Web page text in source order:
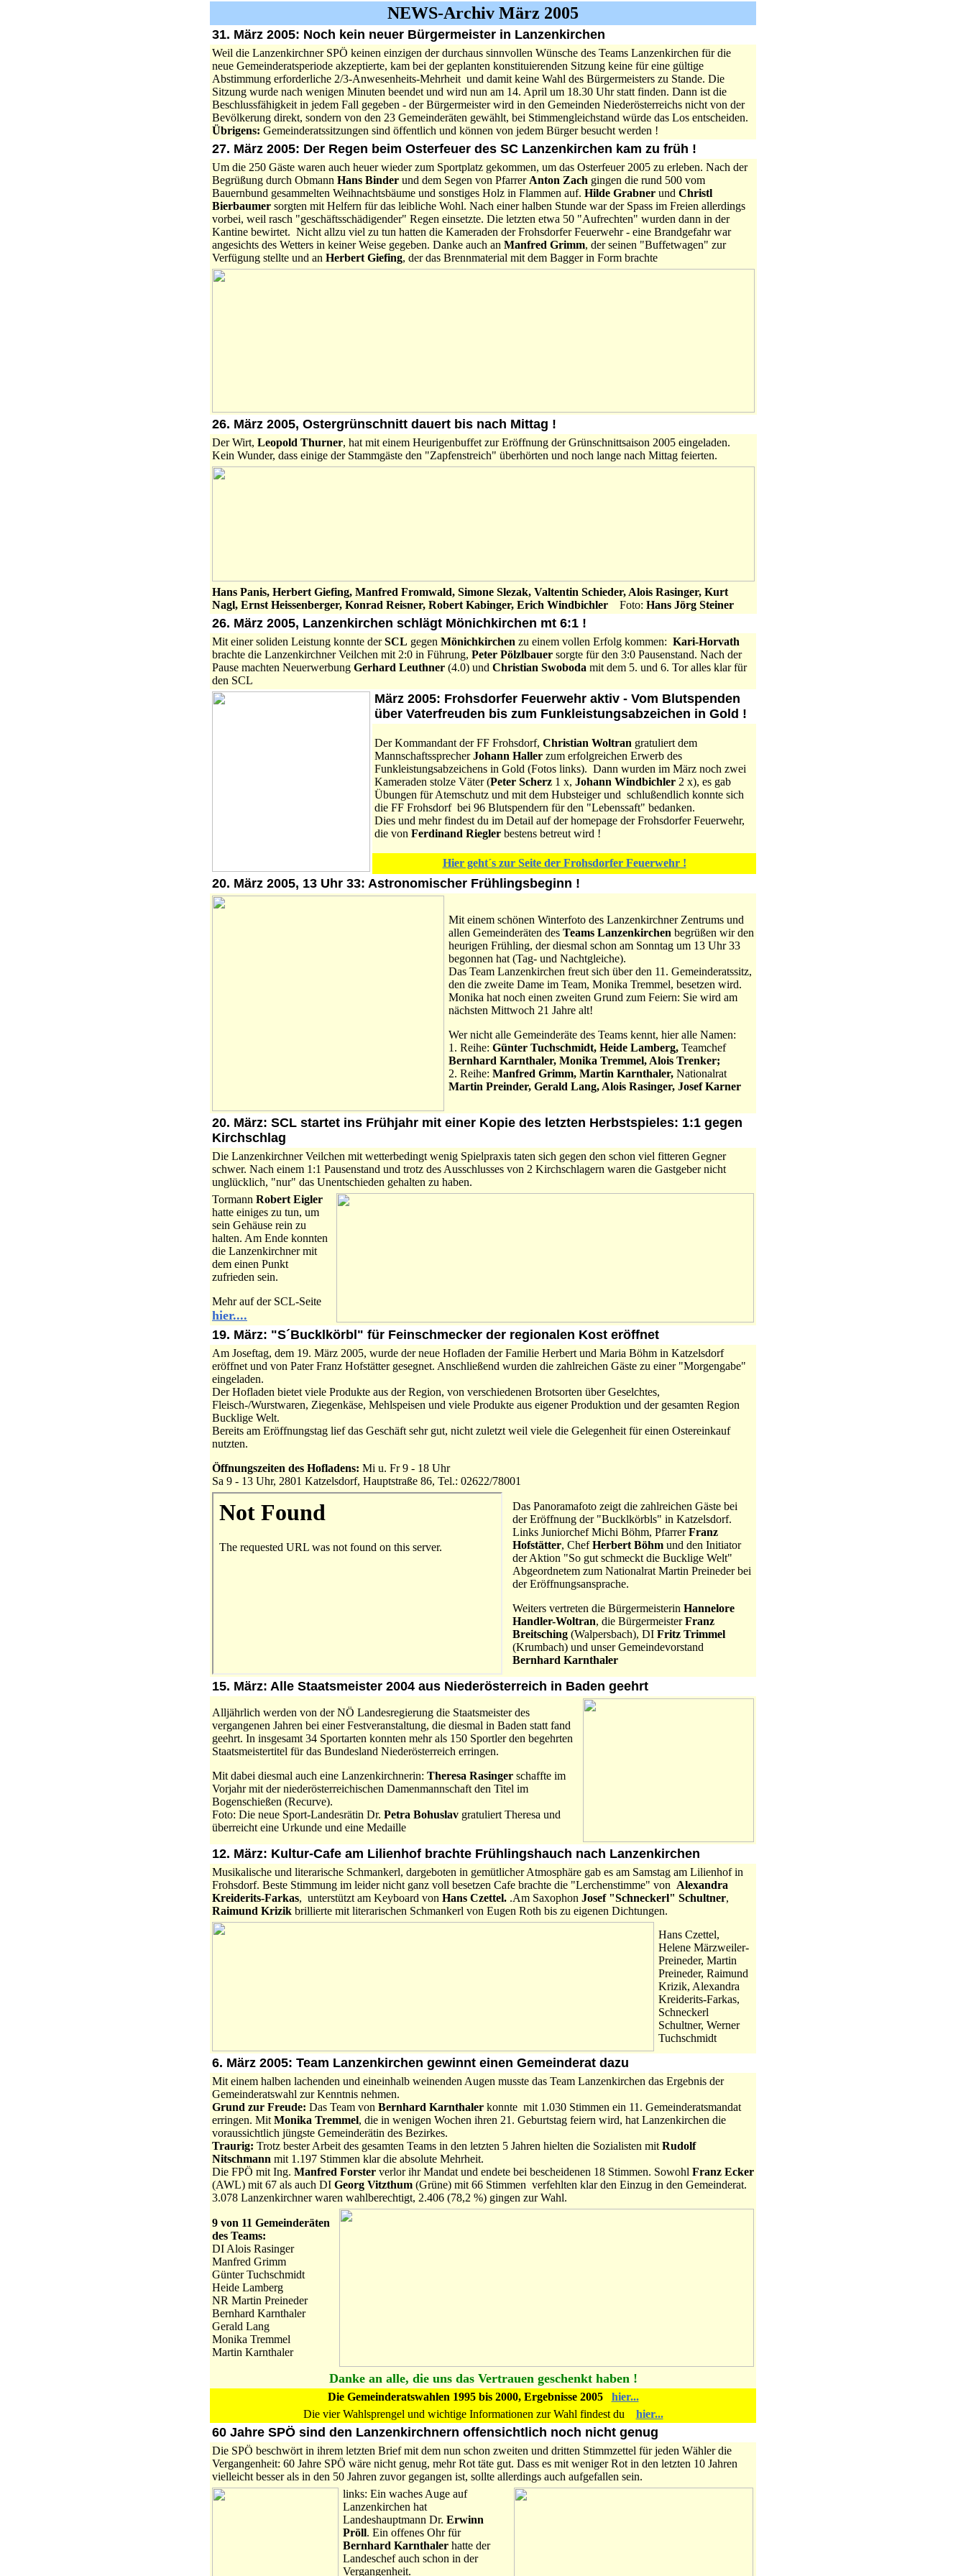
NEWS-Archiv März 2005
31. März 2005: Noch kein neuer Bürgermeister in Lanzenkirchen
Weil die Lanzenkirchner SPÖ keinen einzigen der durchaus sinnvollen Wünsche des Teams Lanzenkirchen für die
neue Gemeinderatsperiode akzeptierte, kam bei der geplanten konstituierenden Sitzung keine für eine gültige
Abstimmung erforderliche 2/3-Anwesenheits-Mehrheit und damit keine Wahl des Bürgermeisters zu Stande. Die
Sitzung wurde nach wenigen Minuten beendet und wird nun am 14. April um 18.30 Uhr statt finden. Dann ist die
Beschlussfähigkeit in jedem Fall gegeben - der Bürgermeister wird in den Gemeinden Niederösterreichs nicht von der
Bevölkerung direkt, sondern von den 23 Gemeinderäten gewählt, bei Stimmengleichstand würde das Los entscheiden.
Übrigens: Gemeinderatssitzungen sind öffentlich und können von jedem Bürger besucht werden !
27. März 2005: Der Regen beim Osterfeuer des SC Lanzenkirchen kam zu früh !
Um die 250 Gäste waren auch heuer wieder zum Sportplatz gekommen, um das Osterfeuer 2005 zu erleben. Nach der
Begrüßung durch Obmann Hans Binder und dem Segen von Pfarrer Anton Zach gingen die rund 500 vom
Bauernbund gesammelten Weihnachtsbäume und sonstiges Holz in Flammen auf. Hilde Grabnerund Christl
Bierbaumersorgten mit Helfern für das leibliche Wohl. Nach einer halben Stunde war der Spass im Freien allerdings
vorbei, weil rasch "geschäftsschädigender" Regen einsetzte. Die letzten etwa 50 "Aufrechten" wurden dann in der
Kantine bewirtet. Nicht allzu viel zu tun hatten die Kameraden der Frohsdorfer Feuerwehr - eine Brandgefahr war
angesichts des Wetters in keiner Weise gegeben. Danke auch an Manfred Grimm, der seinen "Buffetwagen" zur
Verfügung stellte und an Herbert Giefing, der das Brennmaterial mit dem Bagger in Form brachte
26. März 2005, Ostergrünschnitt dauert bis nach Mittag !
Der Wirt, Leopold Thurner, hat mit einem Heurigenbuffet zur Eröffnung der Grünschnittsaison 2005 eingeladen.
Kein Wunder, dass einige der Stammgäste den "Zapfenstreich" überhörten und noch lange nach Mittag feierten.
Hans Panis, Herbert Giefing, Manfred Fromwald, Simone Slezak, Valtentin Schieder, Alois Rasinger, Kurt
Nagl, Ernst Heissenberger, Konrad Reisner, Robert Kabinger, Erich Windbichler
Foto: Hans Jörg Steiner
26. März 2005, Lanzenkirchen schlägt Mönichkirchen mt 6:1 !
Mit einer soliden Leistung konnte derSCL gegen Mönichkirchen zu einem vollen Erfolg kommen: Kari-Horvath
brachte die Lanzenkirchner Veilchen mit 2:0 in Führung, Peter Pölzlbauer sorgte für den 3:0 Pausenstand. Nach der
Pause machten Neuerwerbung Gerhard Leuthner (4.0) und Christian Swoboda mit dem 5. und 6. Tor alles klar für
den SCL
März 2005: Frohsdorfer Feuerwehr aktiv - Vom Blutspenden
über Vaterfreuden bis zum Funkleistungsabzeichen in Gold !
Der Kommandant der FF Frohsdorf, Christian Woltran gratuliert dem
MannschaftssprecherJohann Haller zum erfolgreichen Erwerb des
Funkleistungsabzeichens in Gold (Fotos links). Dann wurden im März noch zwei
Kameraden stolze Väter (Peter Scherz 1 x, Johann Windbichler 2 x), es gab
Übungen für Atemschutz und mit dem Hubsteiger und schlußendlich konnte sich
die FF Frohsdorf bei 96 Blutspendern für den "Lebenssaft" bedanken.
Dies und mehr findest du im Detail auf der homepage der Frohsdorfer Feuerwehr,
die von Ferdinand Riegler bestens betreut wird !
Hier geht´s zur Seite der Frohsdorfer Feuerwehr !
20. März 2005, 13 Uhr 33: Astronomischer Frühlingsbeginn !
Mit einem schönen Winterfoto des Lanzenkirchner Zentrums und
allen Gemeinderäten des Teams Lanzenkirchen begrüßen wir den
heurigen Frühling, der diesmal schon am Sonntag um 13 Uhr 33
begonnen hat (Tag- und Nachtgleiche).
Das Team Lanzenkirchen freut sich über den 11. Gemeinderatssitz,
den die zweite Dame im Team, Monika Tremmel, besetzen wird.
Monika hat noch einen zweiten Grund zum Feiern: Sie wird am
nächsten Mittwoch 21 Jahre alt!
Wer nicht alle Gemeinderäte des Teams kennt, hier alle Namen:
1. Reihe: Günter Tuchschmidt, Heide Lamberg, Teamchef
Bernhard Karnthaler, Monika Tremmel, Alois Trenker;
2. Reihe: Manfred Grimm, Martin Karnthaler, Nationalrat
Martin Preinder, Gerald Lang, Alois Rasinger, Josef Karner
20. März: SCL startet ins Frühjahr mit einer Kopie des letzten Herbstspieles: 1:1 gegen
Kirchschlag
Die Lanzenkirchner Veilchen mit wetterbedingt wenig Spielpraxis taten sich gegen den schon viel fitteren Gegner
schwer. Nach einem 1:1 Pausenstand und trotz des Ausschlusses von 2 Kirchschlagern waren die Gastgeber nicht
unglücklich, "nur" das Unentschieden gehalten zu haben.
Tormann Robert Eigler
hatte einiges zu tun, um
sein Gehäuse rein zu
halten. Am Ende konnten
die Lanzenkirchner mit
dem einen Punkt
zufrieden sein.
Mehr auf der SCL-Seite
hier....
19. März: "S´Bucklkörbl" für Feinschmecker der regionalen Kost eröffnet
Am Joseftag, dem 19. März 2005, wurde der neue Hofladen der Familie Herbert und Maria Böhm in Katzelsdorf
eröffnet und von Pater Franz Hofstätter gesegnet. Anschließend wurden die zahlreichen Gäste zu einer "Morgengabe"
eingeladen.
Der Hofladen bietet viele Produkte aus der Region, von verschiedenen Brotsorten über Geselchtes,
Fleisch-/Wurstwaren, Ziegenkäse, Mehlspeisen und viele Produkte aus eigener Produktion und der gesamten Region
Bucklige Welt.
Bereits am Eröffnungstag lief das Geschäft sehr gut, nicht zuletzt weil viele die Gelegenheit für einen Ostereinkauf
nutzten.
Öffnungszeiten des Hofladens: Mi u. Fr 9 - 18 Uhr
Sa 9 - 13 Uhr, 2801 Katzelsdorf, Hauptstraße 86, Tel.: 02622/78001
Das Panoramafoto zeigt die zahlreichen Gäste bei
der Eröffnung der "Bucklkörbls" in Katzelsdorf.
Links Juniorchef Michi Böhm, PfarrerFranz
Hofstätter, ChefHerbert Böhm und den Initiator
der Aktion "So gut schmeckt die Bucklige Welt"
Abgeordnetem zum Nationalrat Martin Preineder bei
der Eröffnungsansprache.
Weiters vertreten die Bürgermeisterin Hannelore
Handler-Woltran, die BürgermeisterFranz
Breitsching (Walpersbach), DI Fritz Trimmel
(Krumbach) und unser Gemeindevorstand
Bernhard Karnthaler
15. März: Alle Staatsmeister 2004 aus Niederösterreich in Baden geehrt
Alljährlich werden von der NÖ Landesregierung die Staatsmeister des
vergangenen Jahren bei einer Festveranstaltung, die diesmal in Baden statt fand
geehrt. In insgesamt 34 Sportarten konnten mehr als 150 Sportler den begehrten
Staatsmeistertitel für das Bundesland Niederösterreich erringen.
Mit dabei diesmal auch eine Lanzenkirchnerin: Theresa Rasinger schaffte im
Vorjahr mit der niederösterreichischen Damenmannschaft den Titel im
Bogenschießen (Recurve).
Foto: Die neue Sport-Landesrätin Dr. Petra Bohuslav gratuliert Theresa und
überreicht eine Urkunde und eine Medaille
12. März: Kultur-Cafe am Lilienhof brachte Frühlingshauch nach Lanzenkirchen
Musikalische und literarische Schmankerl, dargeboten in gemütlicher Atmosphäre gab es am Samstag am Lilienhof in
Frohsdorf. Beste Stimmung im leider nicht ganz voll besetzen Cafe brachte die "Lerchenstimme" von Alexandra
Kreiderits-Farkas, unterstützt am Keyboard von Hans Czettel. .Am Saxophon Josef "Schneckerl" Schultner,
Raimund Krizik brillierte mit literarischen Schmankerl von Eugen Roth bis zu eigenen Dichtungen.
Hans Czettel,
Helene Märzweiler-
Preineder, Martin
Preineder, Raimund
Krizik, Alexandra
Kreiderits-Farkas,
Schneckerl
Schultner, Werner
Tuchschmidt
6. März 2005: Team Lanzenkirchen gewinnt einen Gemeinderat dazu
Mit einem halben lachenden und eineinhalb weinenden Augen musste das Team Lanzenkirchen das Ergebnis der
Gemeinderatswahl zur Kenntnis nehmen.
Grund zur Freude: Das Team von Bernhard Karnthaler konnte mit 1.030 Stimmen ein 11. Gemeinderatsmandat
erringen. Mit Monika Tremmel, die in wenigen Wochen ihren 21. Geburtstag feiern wird, hat Lanzenkirchen die
voraussichtlich jüngste Gemeinderätin des Bezirkes.
Traurig: Trotz bester Arbeit des gesamten Teams in den letzten 5 Jahren hielten die Sozialisten mit Rudolf
Nitschmann mit 1.197 Stimmen klar die absolute Mehrheit.
Die FPÖ mit Ing. Manfred Forster verlor ihr Mandat und endete bei bescheidenen 18 Stimmen. Sowohl Franz Ecker
(AWL) mit 67 als auch DI Georg Vitzthum (Grüne) mit 66 Stimmen verfehlten klar den Einzug in den Gemeinderat.
3.078 Lanzenkirchner waren wahlberechtigt, 2.406 (78,2 %) gingen zur Wahl.
9 von 11 Gemeinderäten
des Teams:
DI Alois Rasinger
Manfred Grimm
Günter Tuchschmidt
Heide Lamberg
NR Martin Preineder
Bernhard Karnthaler
Gerald Lang
Monika Tremmel
Martin Karnthaler
Danke an alle, die uns das Vertrauen geschenkt haben !
Die Gemeinderatswahlen 1995 bis 2000, Ergebnisse 2005 hier...
Die vier Wahlsprengel und wichtige Informationen zur Wahl findest du hier...
60 Jahre SPÖ sind den Lanzenkirchnern offensichtlich noch nicht genug
Die SPÖ beschwört in ihrem letzten Brief mit dem nun schon zweiten und dritten Stimmzettel für jeden Wähler die
Vergangenheit: 60 Jahre SPÖ wäre nicht genug, mehr Rot täte gut. Dass es mit weniger Rot in den letzten 10 Jahren
vielleicht besser als in den 50 Jahren zuvor gegangen ist, sollte allerdings auch aufgefallen sein.
links: Ein waches Auge auf
Lanzenkirchen hat
Landeshauptmann Dr. Erwinn
Pröll. Ein offenes Ohr für
Bernhard Karnthaler hatte der
Landeschef auch schon in der
Vergangenheit.